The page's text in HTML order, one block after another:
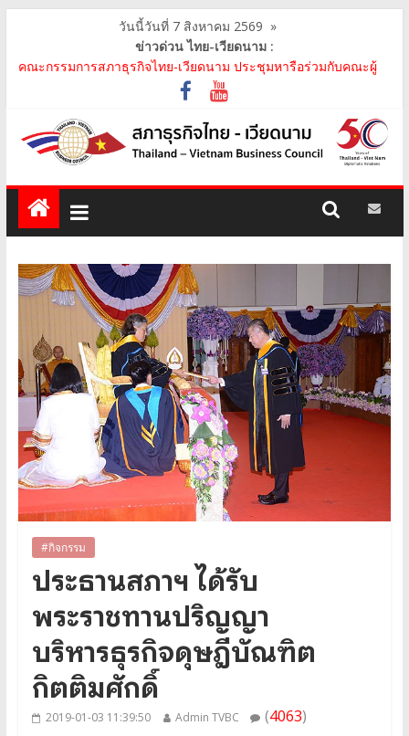
วันนี้วันที่ 7 สิงหาคม 2569 »
ข่าวด่วน ไทย-เวียดนาม :
คณะกรรมการสภาธุรกิจไทย-เวียดนาม ประชุมหารือร่วมกับคณะผู้
แทนภาครัฐเวียดนาม จากคณะกรรมการประชาชน กรุงฮ..
คณะกรรมการสภาธุรกิจไทย-เวียดนาม เข้าร่วมงานวันคล้ายวัน
สถาปนา บริษัท ห้องปฏิบัติการกลาง (ประเทศไทย) จ..
สภาธุรกิจไทย-เวียดนาม เข้าร่วมงานสัมมนา "Investment and
Trade Promotion of Thanh Hoa Province for Th..
คณะกรรมการสภาธุรกิจไทย-เวียดนามร่วมคณะนายกรัฐมนตรีเยือน
เวียดนาม อย่างเป็นทางการ เสริมสร้างความร่วมมื..
คณะกรรมการสภาธุรกิจไทย-เวียดนาม เข้าร่วมประชุมหารือคณะรัฐ
#กิจกรรม
ประธานสภาฯ ได้รับ
พระราชทานปริญญา
บริหารธุรกิจดุษฎีบัณฑิต
กิตติมศักดิ์
2019-01-03 11:39:50 Admin TVBC (4063)